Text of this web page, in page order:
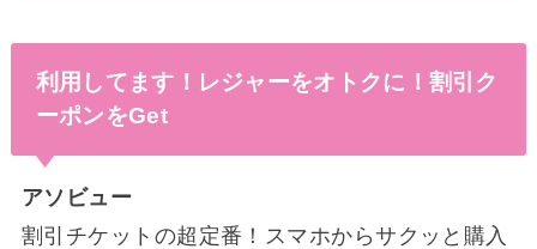
利用してます！レジャーをオトクに！割引ク
ーポンをGet
アソビュー
割引チケットの超定番！スマホからサクッと購入